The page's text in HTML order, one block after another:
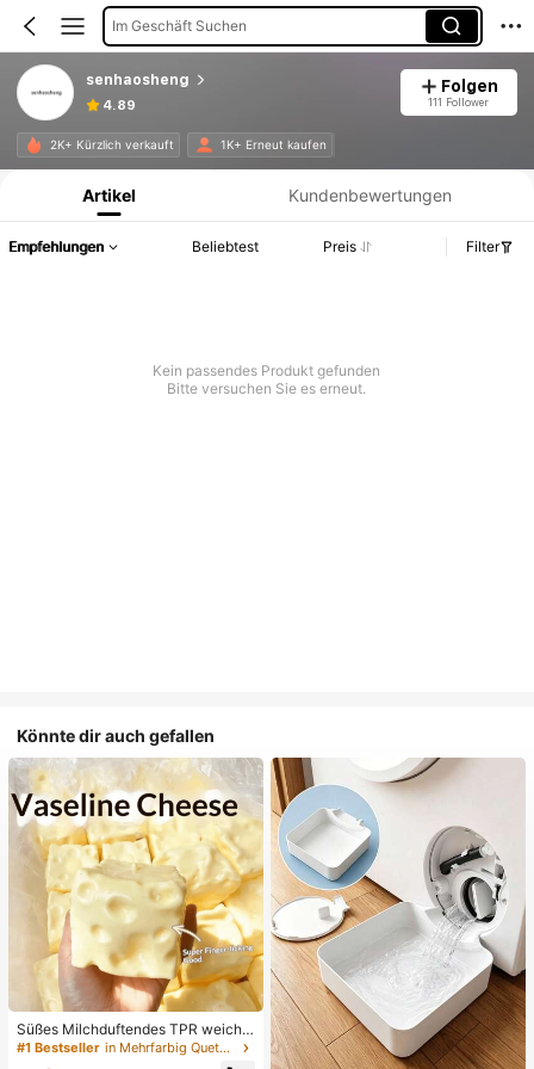
Im Geschäft Suchen
senhaosheng
4.89
Folgen
111 Follower
2K+ Kürzlich verkauft 1K+ Erneut kaufen
Produktinformation: Preisangabe, Verkaufs- und Lagerbestandsdetails.
Artikel Kundenbewertungen
Empfehlungen Beliebtest Preis Filter
Kein passendes Produkt gefunden
Bitte versuchen Sie es erneut.
Könnte dir auch gefallen
Süßes Milchduftendes TPR weiche
s quetschbares Dumpling-förmiges
Stressabbau-Spielzeug, 5cm niedli
#1 Bestseller in Mehrfarbig Quetschspielzeug für Teenager